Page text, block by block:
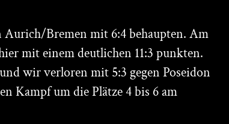
Aurich/Bremen mit 6:4 behaupten. Am
mit einem deutlichen 11:3 punkten.
wir verloren mit 5:3 gegen Poseidon
Kampf um die Plätze 4 bis 6 am